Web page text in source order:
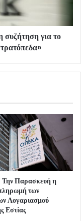
συζήτηση για το
Παρασκευή η
των
Λογαριασμού
Εστίας